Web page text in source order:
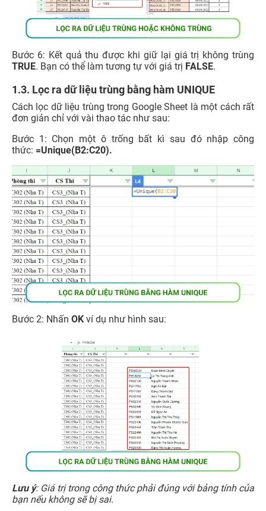
Bước 6: Kết quả thu được khi giữ lại giá trị không trùng
TRUE. Bạn có thể làm tương tự với giá trị FALSE.
1.3. Lọc ra dữ liệu trùng bằng hàm UNIQUE
Cách lọc dữ liệu trùng trong Google Sheet là một cách rất
đơn giản chỉ với vài thao tác như sau:
Bước 1: Chọn một ô trống bất kì sau đó nhập công
thức: =Unique(B2:C20).
Bước 2: Nhấn OK ví dụ như hình sau:
Lưu ý: Giá trị trong công thức phải đúng với bảng tính của
bạn nếu không sẽ bị sai.